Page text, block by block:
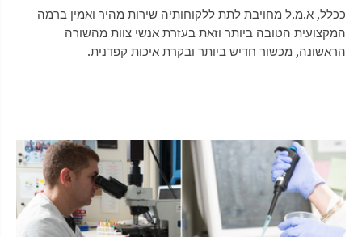
ככלל, א.מ.ל מחויבת לתת ללקוחותיה שירות מהיר ואמין ברמה
המקצועית הטובה ביותר וזאת בעזרת אנשי צוות מהשורה
הראשונה, מכשור חדיש ביותר ובקרת איכות קפדנית.